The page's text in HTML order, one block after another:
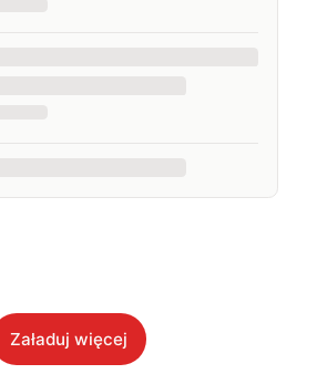
Załaduj więcej